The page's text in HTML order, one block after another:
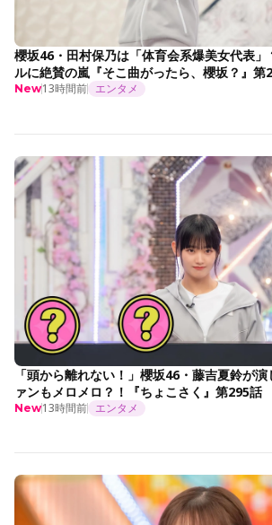
櫻坂46・田村保乃は「体育会系爆美女代表
ルに絶賛の嵐『そこ曲がったら、櫻坂？』第
New13時間前 エンタメ
「頭から離れない！」櫻坂46・藤吉夏鈴が
ァンもメロメロ？！『ちょこさく』第295話
New13時間前 エンタメ